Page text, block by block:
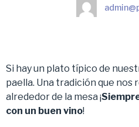
Si hay un plato típico de
paella. Una tradición que nos
alrededor de la mesa ¡
con un buen vino!